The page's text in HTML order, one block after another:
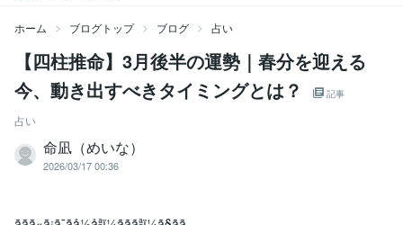
ホーム ブログトップ ブログ 占い
【四柱推命】3月後半の運勢｜春分を迎える
今、動き出すべきタイミングとは？
記事
占い
命凪（めいな）
2026/03/17 00:36